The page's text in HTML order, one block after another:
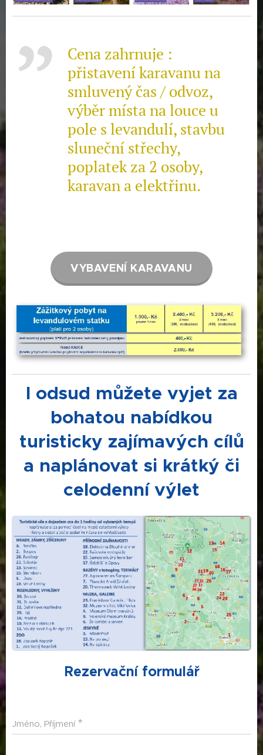
Cena zahrnuje :
přistavení karavanu na
smluvený čas / odvoz,
výběr místa na louce u
pole s levandulí, stavbu
sluneční střechy,
poplatek za 2 osoby,
karavan a elektřinu.
VYBAVENÍ KARAVANU
I odsud můžete vyjet za
bohatou nabídkou
turisticky zajímavých cílů
a naplánovat si krátký či
celodenní výlet
Rezervační formulář
Jméno, Příjmení